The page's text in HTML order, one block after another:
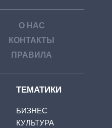
О НАС
КОНТАКТЫ
ПРАВИЛА
ТЕМАТИКИ
БИЗНЕС
КУЛЬТУРА